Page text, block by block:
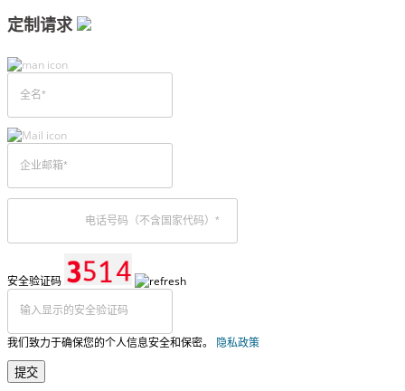
定制请求
安全验证码
我们致力于确保您的个人信息安全和保密。 隐私政策
提交